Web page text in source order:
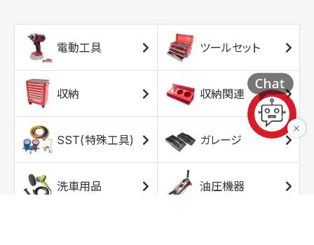
電動工具 ツールセット
収納 収納関連
SST(特殊工具) ガレージ
洗車用品 油圧機器